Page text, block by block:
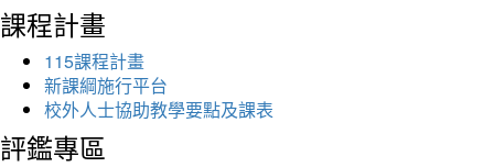
課程計畫
115課程計畫
新課綱施行平台
校外人士協助教學要點及課表
評鑑專區